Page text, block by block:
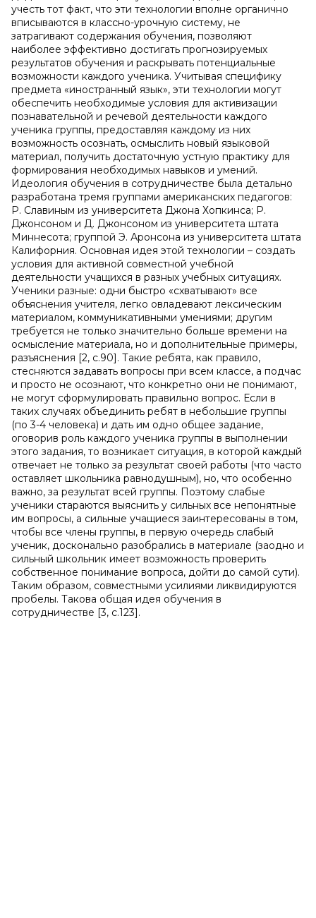
учесть тот факт, что эти технологии вполне органично
вписываются в классно-урочную систему, не
затрагивают содержания обучения, позволяют
наиболее эффективно достигать прогнозируемых
результатов обучения и раскрывать потенциальные
возможности каждого ученика. Учитывая специфику
предмета «иностранный язык», эти технологии могут
обеспечить необходимые условия для активизации
познавательной и речевой деятельности каждого
ученика группы, предоставляя каждому из них
возможность осознать, осмыслить новый языковой
материал, получить достаточную устную практику для
формирования необходимых навыков и умений.
Идеология обучения в сотрудничестве была детально
разработана тремя группами американских педагогов:
Р. Славиным из университета Джона Хопкинса; Р.
Джонсоном и Д. Джонсоном из университета штата
Миннесота; группой Э. Аронсона из университета штата
Калифорния. Основная идея этой технологии – создать
условия для активной совместной учебной
деятельности учащихся в разных учебных ситуациях.
Ученики разные: одни быстро «схватывают» все
объяснения учителя, легко овладевают лексическим
материалом, коммуникативными умениями; другим
требуется не только значительно больше времени на
осмысление материала, но и дополнительные примеры,
разъяснения [2, c.90]. Такие ребята, как правило,
стесняются задавать вопросы при всем классе, а подчас
и просто не осознают, что конкретно они не понимают,
не могут сформулировать правильно вопрос. Если в
таких случаях объединить ребят в небольшие группы
(по 3-4 человека) и дать им одно общее задание,
оговорив роль каждого ученика группы в выполнении
этого задания, то возникает ситуация, в которой каждый
отвечает не только за результат своей работы (что часто
оставляет школьника равнодушным), но, что особенно
важно, за результат всей группы. Поэтому слабые
ученики стараются выяснить у сильных все непонятные
им вопросы, а сильные учащиеся заинтересованы в том,
чтобы все члены группы, в первую очередь слабый
ученик, досконально разобрались в материале (заодно и
сильный школьник имеет возможность проверить
собственное понимание вопроса, дойти до самой сути).
Таким образом, совместными усилиями ликвидируются
пробелы. Такова общая идея обучения в
сотрудничестве [3, c.123].